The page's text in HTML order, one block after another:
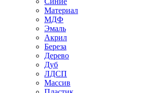
Материал
МДФ
Эмаль
Акрил
Береза
Дерево
Дуб
ЛДСП
Массив